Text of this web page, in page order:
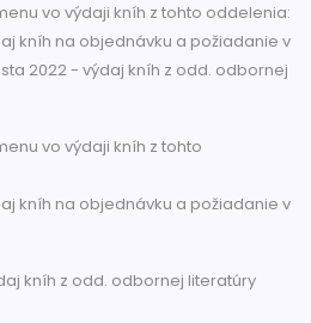
vo výdaji kníh z tohto oddelenia:
kníh na objednávku a požiadanie v
2022 - výdaj kníh z odd. odbornej
vo výdaji kníh z tohto
kníh na objednávku a požiadanie v
kníh z odd. odbornej literatúry